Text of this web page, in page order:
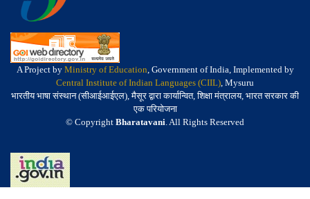
A Project by Ministry of Education, Government of India, Implemented by
Central Institute of Indian Languages (CIIL), Mysuru
भारतीय भाषा संस्थान (सीआईआईएल), मैसूर द्वारा कार्यान्वित, शिक्षा मंत्रालय, भारत सरकार की
एक परियोजना
© Copyright Bharatavani. All Rights Reserved